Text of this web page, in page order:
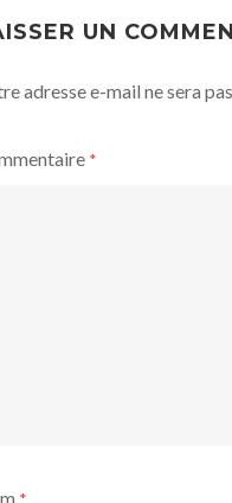
UN
adresse e-mail ne sera
*
*